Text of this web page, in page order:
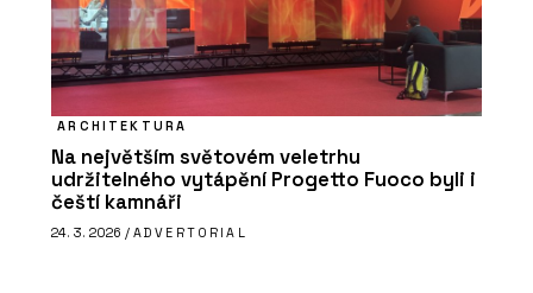
ARCHITEKTURA
Na největším světovém veletrhu
udržitelného vytápění Progetto Fuoco byli i
čeští kamnáři
24. 3. 2026 / ADVERTORIAL